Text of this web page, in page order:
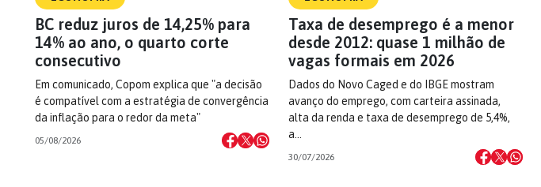
BC reduz juros de 14,25% para
14% ao ano, o quarto corte
consecutivo
Em comunicado, Copom explica que "a decisão
é compatível com a estratégia de convergência
da inflação para o redor da meta"
05/08/2026
Taxa de desemprego é a menor
desde 2012: quase 1 milhão de
vagas formais em 2026
Dados do Novo Caged e do IBGE mostram
avanço do emprego, com carteira assinada,
alta da renda e taxa de desemprego de 5,4%,
a…
30/07/2026